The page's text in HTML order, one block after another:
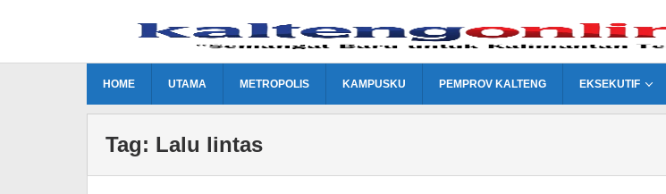
HOME UTAMA METROPOLIS KAMPUSKU PEMPROV KALTENG EKSEKUTIF
Tag: Lalu lintas